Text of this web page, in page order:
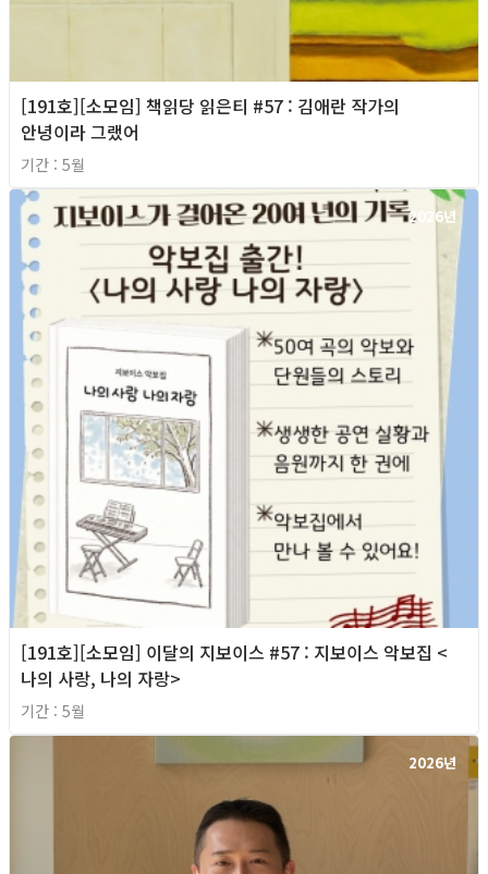
[191호][소모임] 책읽당 읽은티 #57 : 김애란 작가의
안녕이라 그랬어
기간 : 5월
2026년
[191호][소모임] 이달의 지보이스 #57 : 지보이스 악보집 <
나의 사랑, 나의 자랑>
기간 : 5월
2026년